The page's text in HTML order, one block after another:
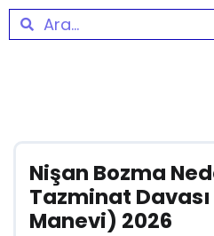
Nişan Bozma
Tazminat
Manevi) 2026